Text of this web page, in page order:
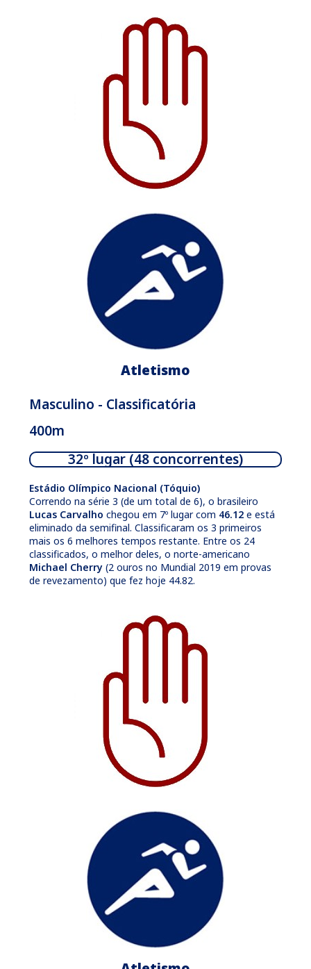
Atletismo
Masculino - Classificatória
400m
32º lugar (48 concorrentes)
Estádio Olímpico Nacional (Tóquio)
Correndo na série 3 (de um total de 6), o brasileiro
Lucas Carvalho chegou em 7º lugar com 46.12 e está
eliminado da semifinal. Classificaram os 3 primeiros
mais os 6 melhores tempos restante. Entre os 24
classificados, o melhor deles, o norte-americano
Michael Cherry (2 ouros no Mundial 2019 em provas
de revezamento) que fez hoje 44.82.